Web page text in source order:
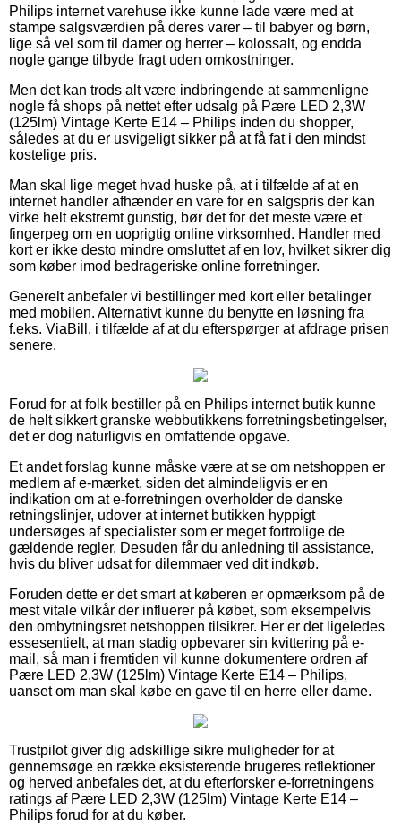
Philips internet varehuse ikke kunne lade være med at
stampe salgsværdien på deres varer – til babyer og børn,
lige så vel som til damer og herrer – kolossalt, og endda
nogle gange tilbyde fragt uden omkostninger.
Men det kan trods alt være indbringende at sammenligne
nogle få shops på nettet efter udsalg på Pære LED 2,3W
(125lm) Vintage Kerte E14 – Philips inden du shopper,
således at du er usvigeligt sikker på at få fat i den mindst
kostelige pris.
Man skal lige meget hvad huske på, at i tilfælde af at en
internet handler afhænder en vare for en salgspris der kan
virke helt ekstremt gunstig, bør det for det meste være et
fingerpeg om en uoprigtig online virksomhed. Handler med
kort er ikke desto mindre omsluttet af en lov, hvilket sikrer dig
som køber imod bedrageriske online forretninger.
Generelt anbefaler vi bestillinger med kort eller betalinger
med mobilen. Alternativt kunne du benytte en løsning fra
f.eks. ViaBill, i tilfælde af at du efterspørger at afdrage prisen
senere.
Forud for at folk bestiller på en Philips internet butik kunne
de helt sikkert granske webbutikkens forretningsbetingelser,
det er dog naturligvis en omfattende opgave.
Et andet forslag kunne måske være at se om netshoppen er
medlem af e-mærket, siden det almindeligvis er en
indikation om at e-forretningen overholder de danske
retningslinjer, udover at internet butikken hyppigt
undersøges af specialister som er meget fortrolige de
gældende regler. Desuden får du anledning til assistance,
hvis du bliver udsat for dilemmaer ved dit indkøb.
Foruden dette er det smart at køberen er opmærksom på de
mest vitale vilkår der influerer på købet, som eksempelvis
den ombytningsret netshoppen tilsikrer. Her er det ligeledes
essesentielt, at man stadig opbevarer sin kvittering på e-
mail, så man i fremtiden vil kunne dokumentere ordren af
Pære LED 2,3W (125lm) Vintage Kerte E14 – Philips,
uanset om man skal købe en gave til en herre eller dame.
Trustpilot giver dig adskillige sikre muligheder for at
gennemsøge en række eksisterende brugeres reflektioner
og herved anbefales det, at du efterforsker e-forretningens
ratings af Pære LED 2,3W (125lm) Vintage Kerte E14 –
Philips forud for at du køber.